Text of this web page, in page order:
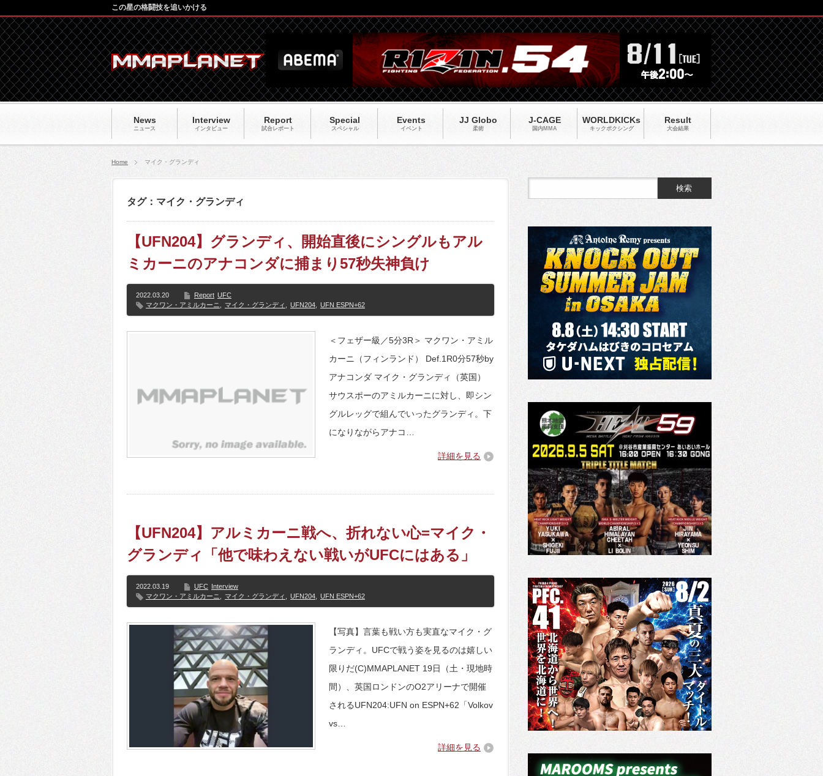
News
ニュース
Interview
インタビュー
Report
試合レポート
Special
スペシャル
Events
イベント
JJ Globo
柔術
J-CAGE
国内MMA
WORLDKICKs
キックポクシング
Result
大会結果
この星の格闘技を追いかける
Home マイク・グランディ
タグ：マイク・グランディ
【UFN204】グランディ、開始直後にシングルもアル
ミカーニのアナコンダに捕まり57秒失神負け
2022.03.20 Report UFC
マクワン・アミルカーニ
マイク・グランディ UFN204 UFN ESPN+62
＜フェザー級／5分3R＞ マクワン・アミル
カーニ（フィンランド） Def.1R0分57秒by
アナコンダ マイク・グランディ（英国）
サウスポーのアミルカーニに対し、即シン
グルレッグで組んでいったグランディ。下
になりながらアナコ…
詳細を見る
【UFN204】アルミカーニ戦へ、折れない心=マイク・
グランディ「他で味わえない戦いがUFCにはある」
2022.03.19 UFC Interview
マクワン・アミルカーニ
マイク・グランディ UFN204 UFN ESPN+62
【写真】言葉も戦い方も実直なマイク・グ
ランディ。UFCで戦う姿を見るのは嬉しい
限りだ(C)MMAPLANET 19日（土・現地時
間）、英国ロンドンのO2アリーナで開催
されるUFN204:UFN on ESPN+62「Volkov
vs…
詳細を見る